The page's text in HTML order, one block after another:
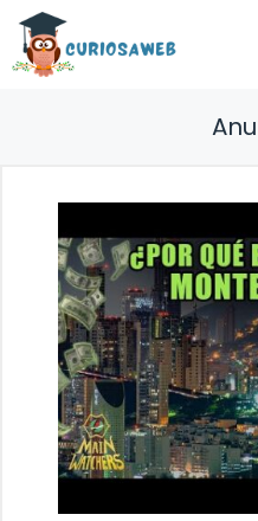
Saltar
contenido